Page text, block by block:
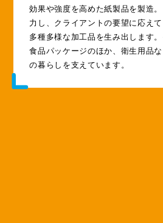
効果や強度を高めた紙製品を製造
力し、クライアントの要望に応え
多種多様な加工品を生み出します
食品パッケージのほか、衛生用品
の暮らしを支えています。